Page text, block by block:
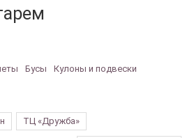
Бусы
Кулоны и подвески
ТЦ «Дружба»